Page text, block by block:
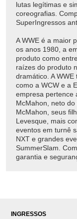
lutas legítimas e
coreografias.
SuperIngressos
A WWE é a maior
os anos 1980, a
produto como
raízes do produto
dramático. A
como a WCW e a
empresa pertence
McMahon, neto
McMahon, seus
Levesque, mais
eventos em turnê
NXT e grandes
SummerSlam.
garantia e
INGRESSOS